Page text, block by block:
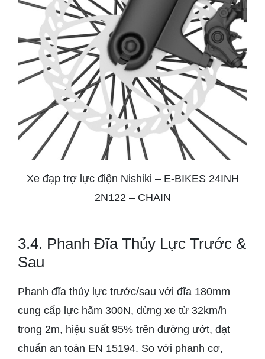
Xe đạp trợ lực điện Nishiki – E-BIKES 24INH
2N122 – CHAIN
3.4. Phanh Đĩa Thủy Lực Trước &
Sau
Phanh đĩa thủy lực trước/sau với đĩa 180mm
cung cấp lực hãm 300N, dừng xe từ 32km/h
trong 2m, hiệu suất 95% trên đường ướt, đạt
chuẩn an toàn EN 15194. So với phanh cơ,